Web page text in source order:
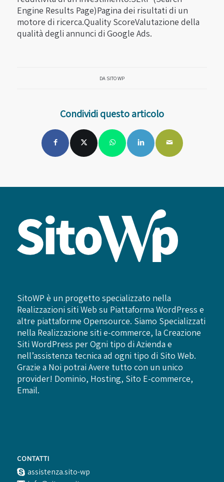
Engine Results Page)Pagina dei risultati di un
motore di ricerca.Quality ScoreValutazione della
qualità degli annunci di Google Ads.
DA SITO WP
Condividi questo articolo
SitoWP è un progetto specializzato nella
Realizzazioni siti Web su Piattaforma WordPress e
altre piattaforme Opensource. Siamo Specializzati
nella Realizzazione siti e-commerce, la Creazione
Siti WordPress per Ogni tipo di Azienda e
nell’assistenza tecnica ad ogni tipo di Sito Web.
Grazie a Noi potrai Avere tutto con un unico
provider! Dominio, Hosting, Sito E-commerce,
Email.
CONTATTI
assistenza.sito-wp